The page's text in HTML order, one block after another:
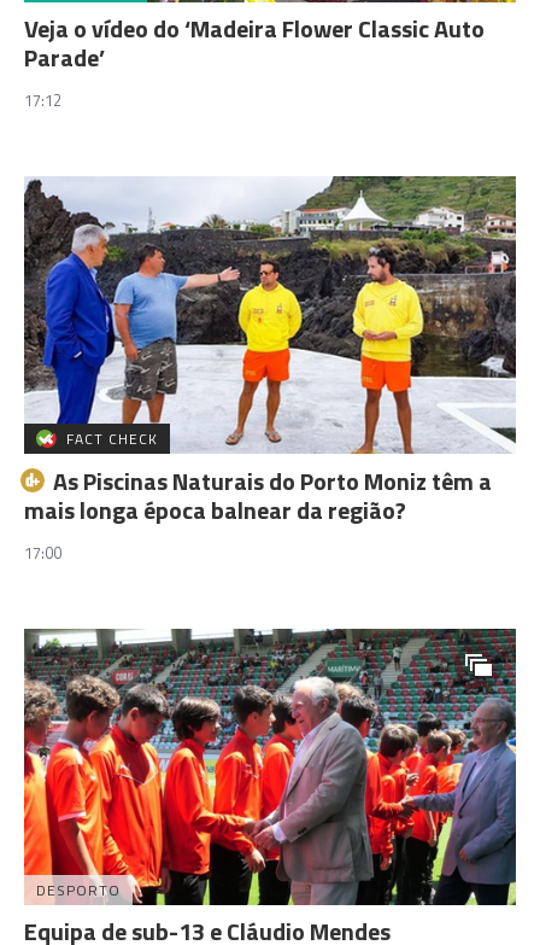
Veja o vídeo do ‘Madeira Flower Classic Auto
Parade’
17:12
FACT CHECK
As Piscinas Naturais do Porto Moniz têm a
mais longa época balnear da região?
17:00
DESPORTO
Equipa de sub-13 e Cláudio Mendes